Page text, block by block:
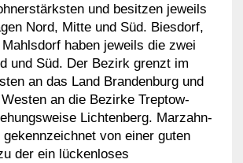
und besitzen jeweils
Nord, Mitte und Süd. Biesdorf,
haben jeweils die zwei
und Süd. Der Bezirk grenzt im
an das Land Brandenburg und
an die Bezirke Treptow-
Lichtenberg. Marzahn-
von einer guten
der ein lückenloses